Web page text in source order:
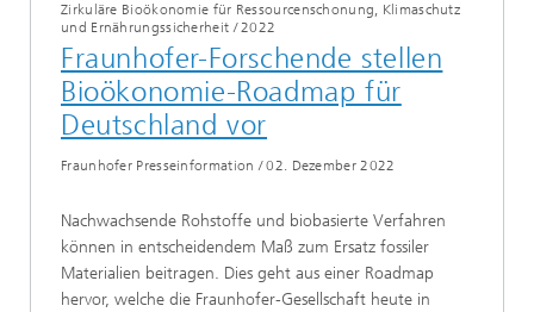
Zirkuläre Bioökonomie für Ressourcenschonung, Klimaschutz
und Ernährungssicherheit /2022
Fraunhofer-Forschende stellen
Bioökonomie-Roadmap für
Deutschland vor
Fraunhofer Presseinformation /02. Dezember 2022
Nachwachsende Rohstoffe und biobasierte Verfahren
können in entscheidendem Maß zum Ersatz fossiler
Materialien beitragen. Dies geht aus einer Roadmap
hervor, welche die Fraunhofer-Gesellschaft heute in